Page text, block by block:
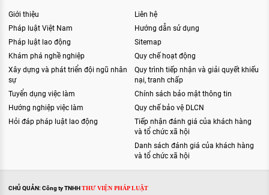
Giới thiệu
Pháp luật Việt Nam
Pháp luật lao động
Khám phá nghề nghiệp
Xây dựng và phát triển đội ngũ nhân
sự
Tuyển dụng việc làm
Hướng nghiệp việc làm
Hỏi đáp pháp luật lao động
Liên hệ
Hướng dẫn sử dụng
Sitemap
Quy chế hoạt động
Quy trình tiếp nhận và giải quyết khiếu
nại, tranh chấp
Chính sách bảo mật thông tin
Quy chế bảo vệ DLCN
Tiếp nhận đánh giá của khách hàng
và tổ chức xã hội
Danh sách đánh giá của khách hàng
và tổ chức xã hội
CHỦ QUẢN: Công ty TNHHTHƯ VIỆN PHÁP LUẬT